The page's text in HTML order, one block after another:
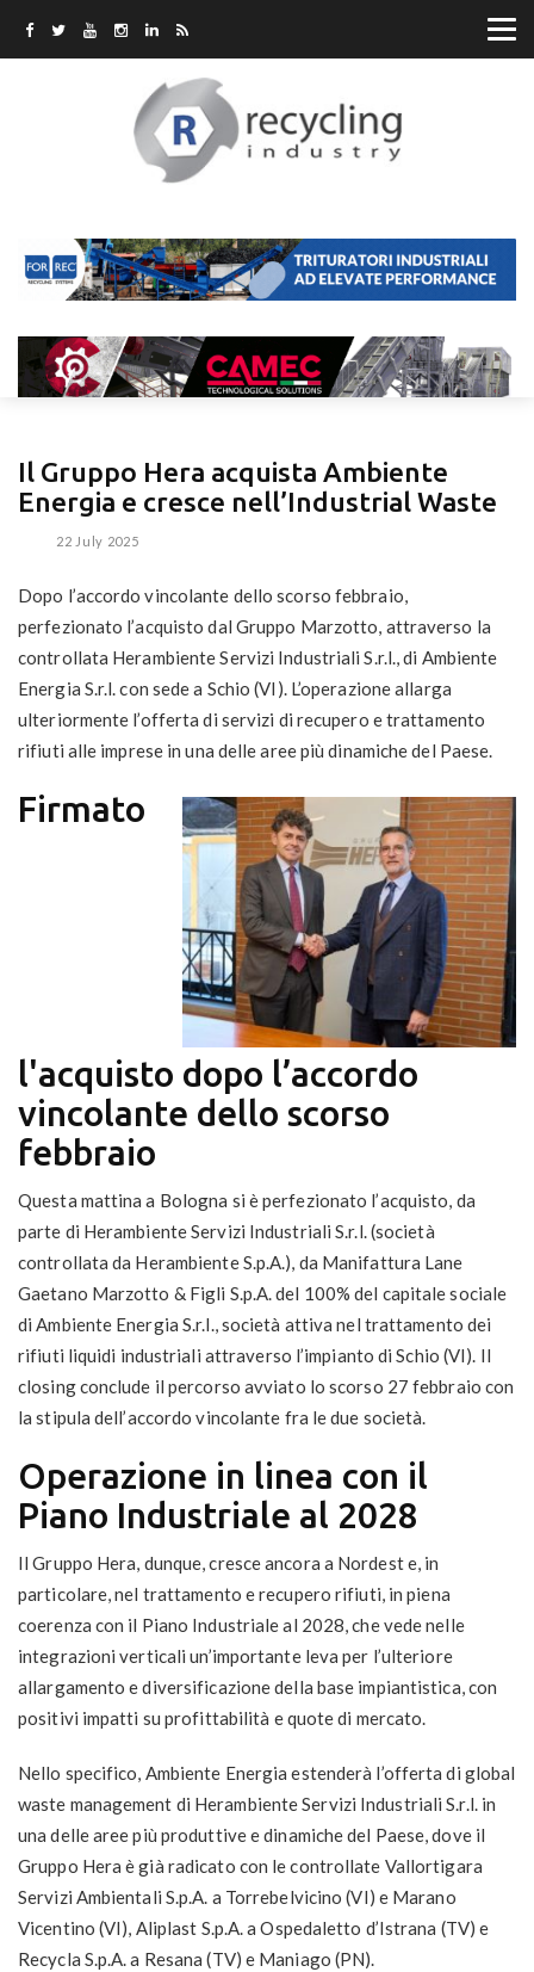
Il Gruppo Hera acquista Ambiente
Energia e cresce nell’Industrial Waste
22 July 2025
Dopo l’accordo vincolante dello scorso febbraio,
perfezionato l’acquisto dal Gruppo Marzotto, attraverso la
controllata Herambiente Servizi Industriali S.r.l., di Ambiente
Energia S.r.l. con sede a Schio (VI). L’operazione allarga
ulteriormente l’offerta di servizi di recupero e trattamento
rifiuti alle imprese in una delle aree più dinamiche del Paese.
Firmato
l'acquisto dopo l’accordo
vincolante dello scorso
febbraio
Questa mattina a Bologna si è perfezionato l’acquisto, da
parte di Herambiente Servizi Industriali S.r.l. (società
controllata da Herambiente S.p.A.), da Manifattura Lane
Gaetano Marzotto & Figli S.p.A. del 100% del capitale sociale
di Ambiente Energia S.r.l., società attiva nel trattamento dei
rifiuti liquidi industriali attraverso l’impianto di Schio (VI). Il
closing conclude il percorso avviato lo scorso 27 febbraio con
la stipula dell’accordo vincolante fra le due società.
Operazione in linea con il
Piano Industriale al 2028
Il Gruppo Hera, dunque, cresce ancora a Nordest e, in
particolare, nel trattamento e recupero rifiuti, in piena
coerenza con il Piano Industriale al 2028, che vede nelle
integrazioni verticali un’importante leva per l’ulteriore
allargamento e diversificazione della base impiantistica, con
positivi impatti su profittabilità e quote di mercato.
Nello specifico, Ambiente Energia estenderà l’offerta di global
waste management di Herambiente Servizi Industriali S.r.l. in
una delle aree più produttive e dinamiche del Paese, dove il
Gruppo Hera è già radicato con le controllate Vallortigara
Servizi Ambientali S.p.A. a Torrebelvicino (VI) e Marano
Vicentino (VI), Aliplast S.p.A. a Ospedaletto d’Istrana (TV) e
Recycla S.p.A. a Resana (TV) e Maniago (PN).